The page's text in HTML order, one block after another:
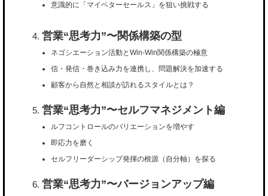
意識的に「マイベターセールス」を狙い挑戦する
営業“思考力”〜関係構築の型
ネゴシエーション活動とWin-Win関係構築の極意
信・発信・巻き込み力を連携し、問題解決を加速する
顧客から自然と相談が訪れるスタイルとは？
営業“思考力”〜セルフマネジメント編
ルフコントロールのバリエーションを増やす
即応力を磨く
セルフリーダーシップ発揮の根源（自分軸）を探る
営業“思考力”〜バージョンアップ編